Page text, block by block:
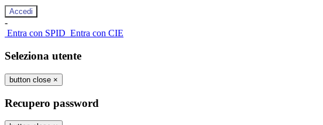
-
Entra con SPID Entra con CIE
Seleziona utente
button close ×
Recupero password